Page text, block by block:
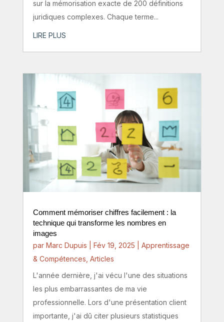
sur la mémorisation exacte de 200 définitions
juridiques complexes. Chaque terme...
LIRE PLUS
Comment mémoriser chiffres facilement : la
technique qui transforme les nombres en
images
par Marc Dupuis Fév 19, 2025
Apprentissage
& Compétences Articles
L'année dernière, j'ai vécu l'une des situations
les plus embarrassantes de ma vie
professionnelle. Lors d'une présentation client
importante, j'ai dû citer plusieurs statistiques